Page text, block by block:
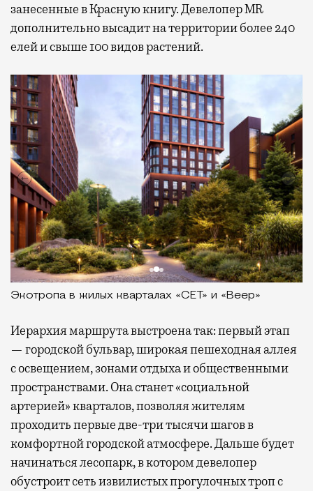
занесенные в Красную книгу. Девелопер MR
дополнительно высадит на территории более 240
елей и свыше 100 видов растений.
Экотропа в жилых кварталах «СЕТ» и «Веер»
Иерархия маршрута выстроена так: первый этап
— городской бульвар, широкая пешеходная аллея
с освещением, зонами отдыха и общественными
пространствами. Она станет «социальной
артерией» кварталов, позволяя жителям
проходить первые две-три тысячи шагов в
комфортной городской атмосфере. Дальше будет
начинаться лесопарк, в котором девелопер
обустроит сеть извилистых прогулочных троп с